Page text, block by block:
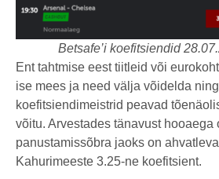
Betsafe’i koefitsiendid
Ent tahtmise eest tiitleid või
ise mees ja need välja võidelda ning
koefitsiendimeistrid peavad
võitu. Arvestades tänavust hooaega
panustamissõbra jaoks on
Kahurimeeste 3.25-ne koefitsient.